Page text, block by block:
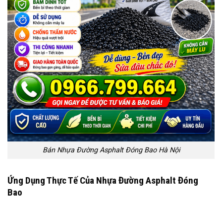
Bán Nhựa Đường Asphalt Đóng Bao Hà Nội
Ứng Dụng Thực Tế Của Nhựa Đường Asphalt Đóng
Bao